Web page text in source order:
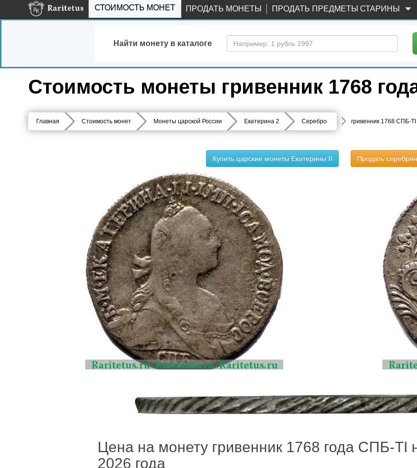
СТОИМОСТЬ МОНЕТ ПРОДАТЬ МОНЕТЫ ПРОДАТЬ ПРЕДМЕТЫ СТАРИНЫ
Найти монету в каталоге
Стоимость монеты гривенник 1768
Главная Стоимость монет Монеты царской России Екатерина 2 Серебро гривенник 1768 СПБ-TI
Купить царские монеты Екатерины II Продать
Цена на монету гривенник 1768 года СПБ-TI
2026 года